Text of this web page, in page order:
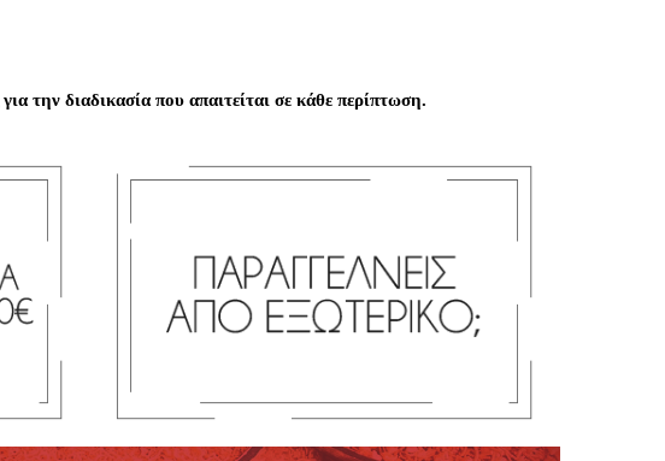
την διαδικασία που απαιτείται σε κάθε περίπτωση.